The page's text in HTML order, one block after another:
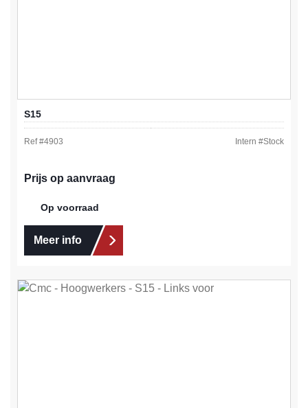
S15
Ref #4903 Intern #Stock
Prijs op aanvraag
Op voorraad
Meer info